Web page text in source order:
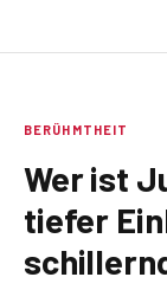
BERÜHMTHEIT
Wer ist
tiefer